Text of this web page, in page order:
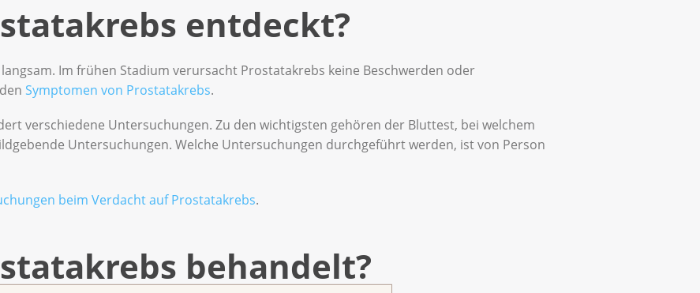
entdeckt?
Im frühen Stadium verursacht Prostatakrebs keine Beschwerden oder
Symptomen von Prostatakrebs.
verschiedene Untersuchungen. Zu den wichtigsten gehören der Bluttest, bei welchem
Untersuchungen. Welche Untersuchungen durchgeführt werden, ist von Person
beim Verdacht auf Prostatakrebs.
behandelt?